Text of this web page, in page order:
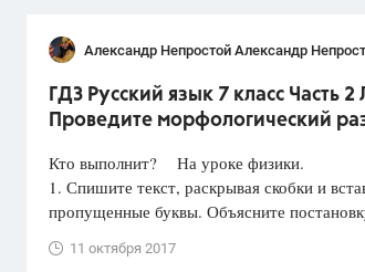
Александр Непростой Александр
ГДЗ Русский язык 7 класс Часть
Проведите морфологический
Кто выполнит? На уроке физики.
1. Спишите текст, раскрывая скобки и
пропущенные буквы. Объясните
11 октября 2017